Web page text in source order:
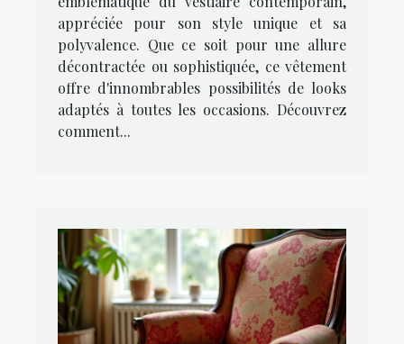
appréciée pour son style unique et sa
polyvalence. Que ce soit pour une allure
décontractée ou sophistiquée, ce vêtement
offre d'innombrables possibilités de looks
adaptés à toutes les occasions. Découvrez
comment...